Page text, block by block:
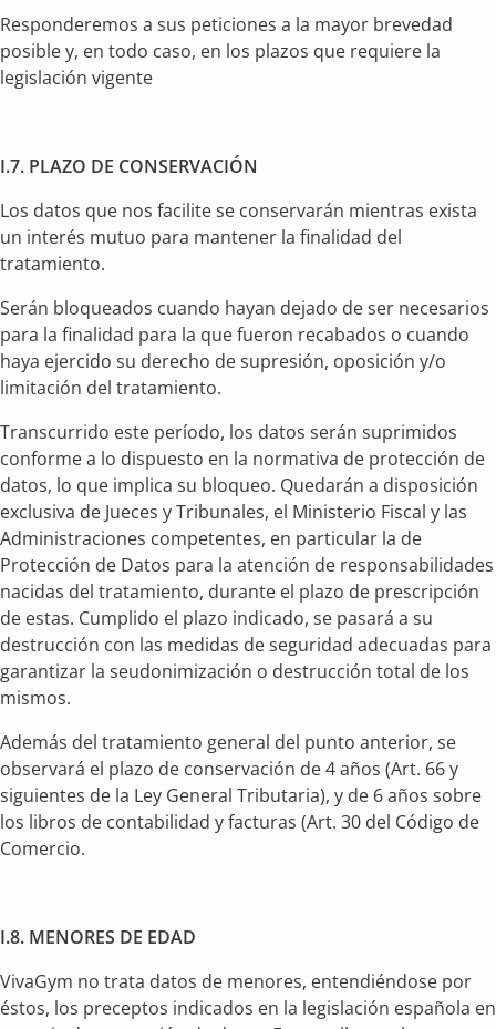
Responderemos a sus peticiones a la mayor brevedad
posible y, en todo caso, en los plazos que requiere la
legislación vigente
I.7. PLAZO DE CONSERVACIÓN
Los datos que nos facilite se conservarán mientras exista
un interés mutuo para mantener la finalidad del
tratamiento.
Serán bloqueados cuando hayan dejado de ser necesarios
para la finalidad para la que fueron recabados o cuando
haya ejercido su derecho de supresión, oposición y/o
limitación del tratamiento.
Transcurrido este período, los datos serán suprimidos
conforme a lo dispuesto en la normativa de protección de
datos, lo que implica su bloqueo. Quedarán a disposición
exclusiva de Jueces y Tribunales, el Ministerio Fiscal y las
Administraciones competentes, en particular la de
Protección de Datos para la atención de responsabilidades
nacidas del tratamiento, durante el plazo de prescripción
de estas. Cumplido el plazo indicado, se pasará a su
destrucción con las medidas de seguridad adecuadas para
garantizar la seudonimización o destrucción total de los
mismos.
Además del tratamiento general del punto anterior, se
observará el plazo de conservación de 4 años (Art. 66 y
siguientes de la Ley General Tributaria), y de 6 años sobre
los libros de contabilidad y facturas (Art. 30 del Código de
Comercio.
I.8. MENORES DE EDAD
VivaGym no trata datos de menores, entendiéndose por
éstos, los preceptos indicados en la legislación española en